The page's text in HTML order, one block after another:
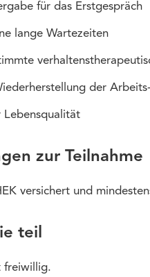
für das Erstgespräch
lange Wartezeiten
der
Lebensqualität
zur Teilnahme
versichert und
teil
freiwillig.